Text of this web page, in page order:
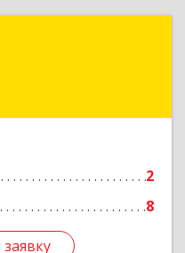
2
8
обл, Калининград г,